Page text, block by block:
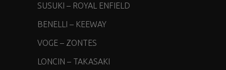
SUSUKI – ROYAL ENFIELD
BENELLI – KEEWAY
VOGE – ZONTES
LONCIN – TAKASAKI